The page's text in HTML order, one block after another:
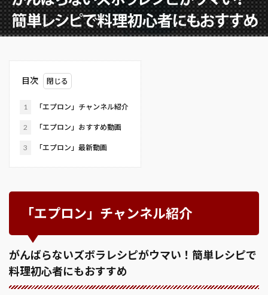
目次
1 「エプロン」チャンネル紹介
2 「エプロン」おすすめ動画
3 「エプロン」最新動画
「エプロン」チャンネル紹介
がんばらないズボラレシピがウマい！簡単レシピで
料理初心者にもおすすめ